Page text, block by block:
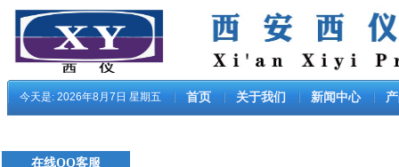
今天是: 2026年8月7日 星期五 首页 关于我们 新闻中心
在线QQ客服